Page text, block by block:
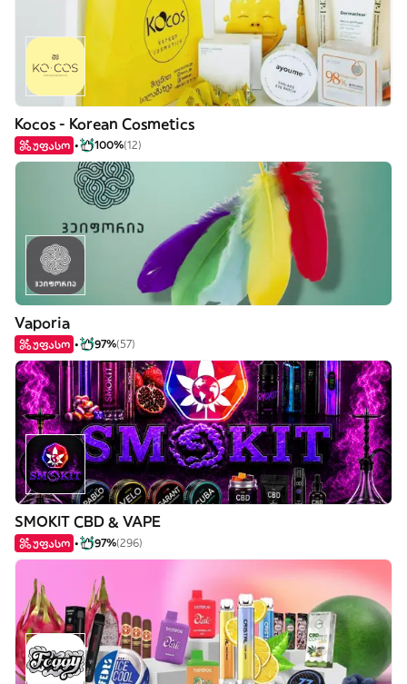
Kocos - Korean Cosmetics
უფასო 100%(12)
Vaporia
უფასო 97%(57)
SMOKIT CBD & VAPE
უფასო 97%(296)